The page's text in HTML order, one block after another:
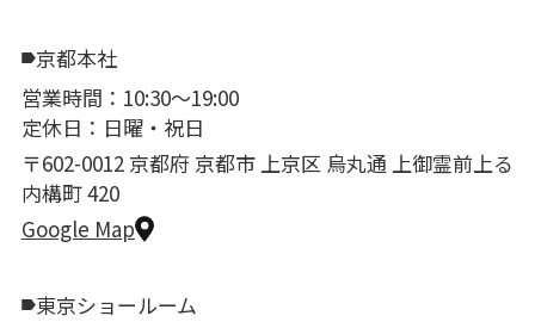
京都本社
営業時間：10:30〜19:00
定休日：日曜・祝日
〒602-0012 京都府 京都市 上京区 烏丸通 上御霊前上る
内構町 420
Google Map
東京ショールーム